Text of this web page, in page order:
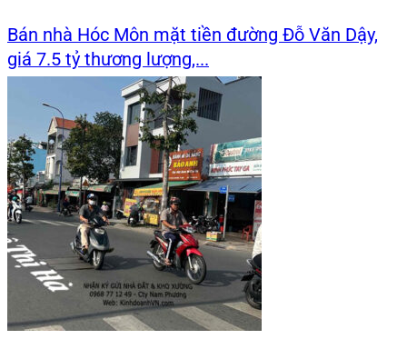
Bán nhà Hóc Môn mặt tiền đường Đỗ Văn Dậy,
giá 7.5 tỷ thương lượng,...